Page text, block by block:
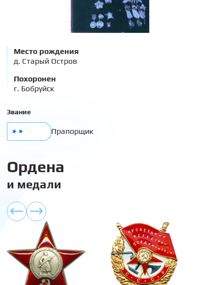
Место рождения
д. Старый Остров
Похоронен
г. Бобруйск
Звание
Прапорщик
Ордена
и медали